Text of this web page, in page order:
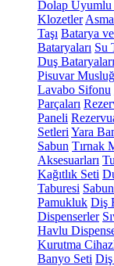
Dolap Uyumlu
Klozetler
Taşı Batarya
Bataryaları Su
Duş Bataryaları
Pisuvar
Lavabo Sifonu
Parçaları
Paneli
Setleri Yara
Sabun Tırnak
Aksesuarları
Kağıtlık Seti
Taburesi
Pamukluk Diş
Dispenserler
Havlu
Kurutma
Banyo Seti Diş